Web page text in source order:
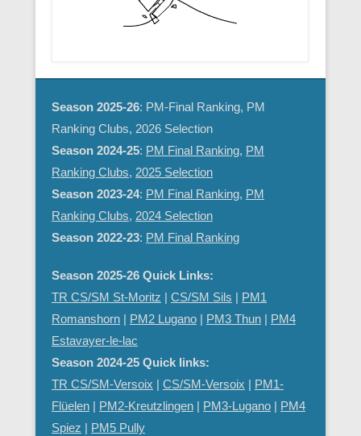
Season 2025-26: PM-Final Ranking, PM
Ranking Clubs, 2026 Selection
Season 2024-25: PM Final Ranking, PM
Ranking Clubs, 2025 Selection
Season 2023-24: PM Final Ranking, PM
Ranking Clubs, 2024 Selection
Season 2022-23: PM Final Ranking
Season 2025-26 Quick Links:
TR CS/SM St-Moritz | CS/SM Sils | PM1
Romanshorn | PM2 Lugano | PM3 Thun | PM4
Estavayer-le-lac
Season 2024-25 Quick links:
TR CS/SM-Versoix | CS/SM-Versoix | PM1-
Flüelen | PM2-Kreutzlingen | PM3-Lugano | PM4
Spiez | PM5 Pully